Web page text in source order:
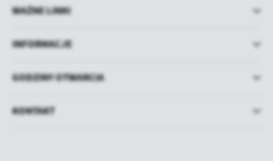
WAŻNE LINKI
INFORMACJE
GODZINY OTWARCIA
KONTAKT